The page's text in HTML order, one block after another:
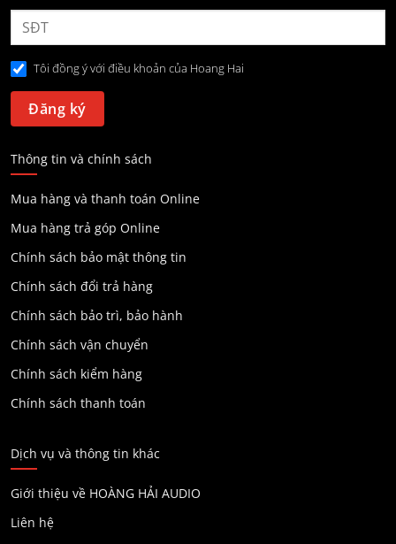
Tôi đồng ý với điều khoản của Hoang Hai
Thông tin và chính sách
Mua hàng và thanh toán Online
Mua hàng trả góp Online
Chính sách bảo mật thông tin
Chính sách đổi trả hàng
Chính sách bảo trì, bảo hành
Chính sách vận chuyển
Chính sách kiểm hàng
Chính sách thanh toán
Dịch vụ và thông tin khác
Giới thiệu về HOÀNG HẢI AUDIO
Liên hệ